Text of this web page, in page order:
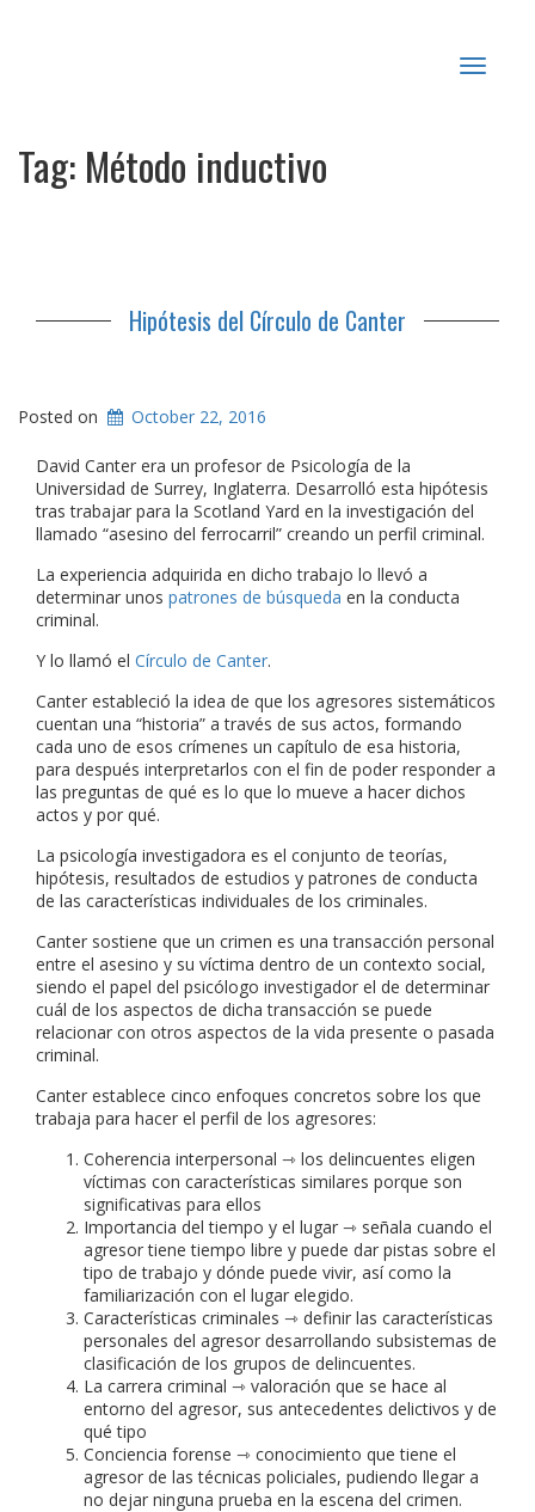
Toggle
Tag: Método inductivo
Hipótesis del Círculo de Canter
Posted on October 22, 2016
David Canter era un profesor de Psicología de la
Universidad de Surrey, Inglaterra. Desarrolló esta hipótesis
tras trabajar para la Scotland Yard en la investigación del
llamado “asesino del ferrocarril” creando un perfil criminal.
La experiencia adquirida en dicho trabajo lo llevó a
determinar unos patrones de búsqueda en la conducta
criminal.
Y lo llamó el Círculo de Canter.
Canter estableció la idea de que los agresores sistemáticos
cuentan una “historia” a través de sus actos, formando
cada uno de esos crímenes un capítulo de esa historia,
para después interpretarlos con el fin de poder responder a
las preguntas de qué es lo que lo mueve a hacer dichos
actos y por qué.
La psicología investigadora es el conjunto de teorías,
hipótesis, resultados de estudios y patrones de conducta
de las características individuales de los criminales.
Canter sostiene que un crimen es una transacción personal
entre el asesino y su víctima dentro de un contexto social,
siendo el papel del psicólogo investigador el de determinar
cuál de los aspectos de dicha transacción se puede
relacionar con otros aspectos de la vida presente o pasada
criminal.
Canter establece cinco enfoques concretos sobre los que
trabaja para hacer el perfil de los agresores:
Coherencia interpersonal ⇾ los delincuentes eligen
víctimas con características similares porque son
significativas para ellos
Importancia del tiempo y el lugar ⇾ señala cuando el
agresor tiene tiempo libre y puede dar pistas sobre el
tipo de trabajo y dónde puede vivir, así como la
familiarización con el lugar elegido.
Características criminales ⇾ definir las características
personales del agresor desarrollando subsistemas de
clasificación de los grupos de delincuentes.
La carrera criminal ⇾ valoración que se hace al
entorno del agresor, sus antecedentes delictivos y de
qué tipo
Conciencia forense ⇾ conocimiento que tiene el
agresor de las técnicas policiales, pudiendo llegar a
no dejar ninguna prueba en la escena del crimen.